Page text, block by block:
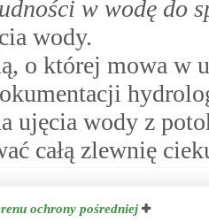
w wodę do
wody.
o której mowa w
ujęcia wody z
całą zlewnię
ochrony pośredniej